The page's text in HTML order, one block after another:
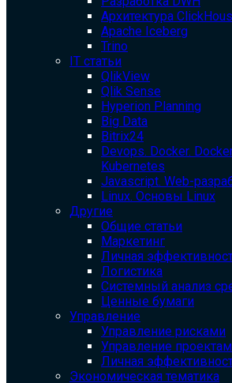
Архитектура
Apache Iceberg
Trino
IT статьи
QlikView
Qlik Sense
Hyperion Planning
Big Data
Bitrix24
Devops. Docker.
Kubernetes
Javascript. Web-
Linux. Основы Linux
Другие
Общие статьи
Маркетинг
Личная
Логистика
Системный анализ
Ценные бумаги
Управление
Управление рисками
Управление
Личная
Экономическая тематика